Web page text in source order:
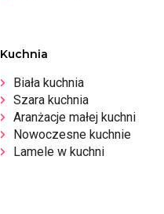
Kuchnia
Biała kuchnia
Szara kuchnia
Aranżacje małej kuchni
Nowoczesne kuchnie
Lamele w kuchni